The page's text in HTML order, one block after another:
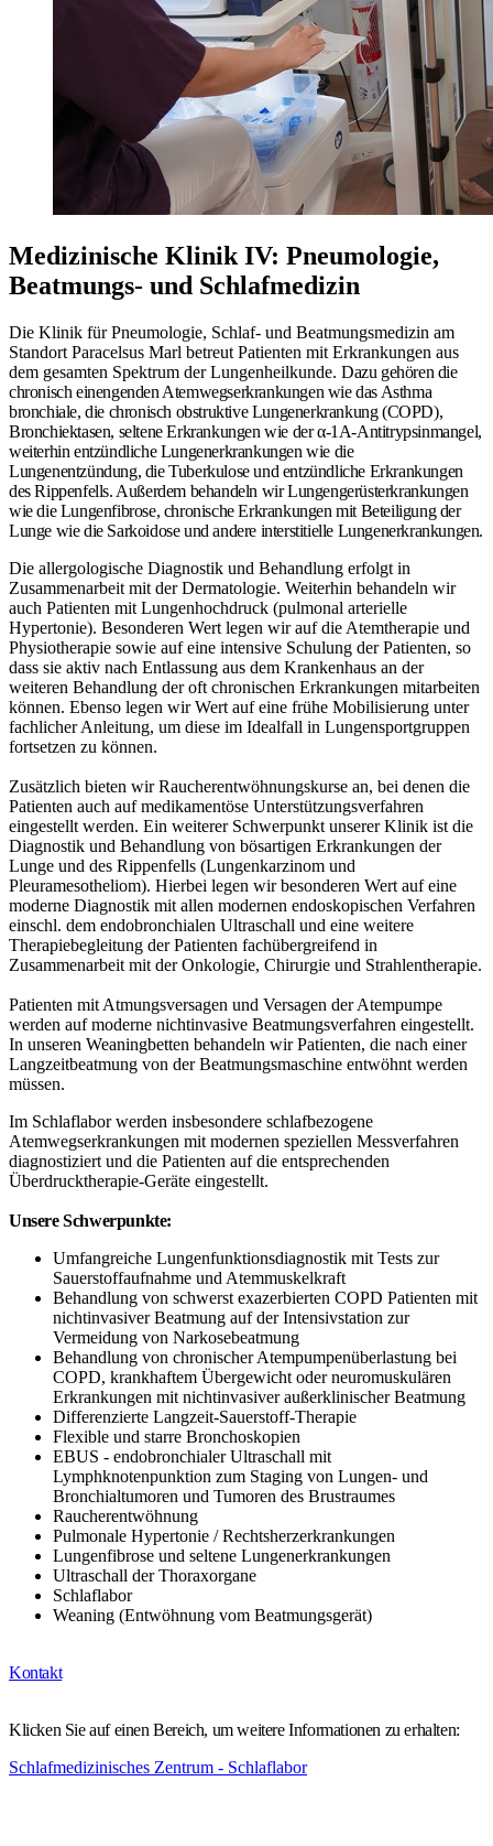
Medizinische Klinik IV: Pneumologie,
Beatmungs- und Schlafmedizin
Die Klinik für Pneumologie, Schlaf- und Beatmungsmedizin am
Standort Paracelsus Marl betreut Patienten mit Erkrankungen aus
dem gesamten Spektrum der Lungenheilkunde. Dazu gehören die
chronisch einengenden Atemwegserkrankungen wie das Asthma
bronchiale, die chronisch obstruktive Lungenerkrankung (COPD),
Bronchiektasen, seltene Erkrankungen wie der α-1A-Antitrypsinmangel,
weiterhin entzündliche Lungenerkrankungen wie die
Lungenentzündung, die Tuberkulose und entzündliche Erkrankungen
des Rippenfells. Außerdem behandeln wir Lungengerüsterkrankungen
wie die Lungenfibrose, chronische Erkrankungen mit Beteiligung der
Lunge wie die Sarkoidose und andere interstitielle Lungenerkrankungen.
Die allergologische Diagnostik und Behandlung erfolgt in
Zusammenarbeit mit der Dermatologie. Weiterhin behandeln wir
auch Patienten mit Lungenhochdruck (pulmonal arterielle
Hypertonie). Besonderen Wert legen wir auf die Atemtherapie und
Physiotherapie sowie auf eine intensive Schulung der Patienten, so
dass sie aktiv nach Entlassung aus dem Krankenhaus an der
weiteren Behandlung der oft chronischen Erkrankungen mitarbeiten
können. Ebenso legen wir Wert auf eine frühe Mobilisierung unter
fachlicher Anleitung, um diese im Idealfall in Lungensportgruppen
fortsetzen zu können.
Zusätzlich bieten wir Raucherentwöhnungskurse an, bei denen die
Patienten auch auf medikamentöse Unterstützungsverfahren
eingestellt werden. Ein weiterer Schwerpunkt unserer Klinik ist die
Diagnostik und Behandlung von bösartigen Erkrankungen der
Lunge und des Rippenfells (Lungenkarzinom und
Pleuramesotheliom). Hierbei legen wir besonderen Wert auf eine
moderne Diagnostik mit allen modernen endoskopischen Verfahren
einschl. dem endobronchialen Ultraschall und eine weitere
Therapiebegleitung der Patienten fachübergreifend in
Zusammenarbeit mit der Onkologie, Chirurgie und Strahlentherapie.
Patienten mit Atmungsversagen und Versagen der Atempumpe
werden auf moderne nichtinvasive Beatmungsverfahren eingestellt.
In unseren Weaningbetten behandeln wir Patienten, die nach einer
Langzeitbeatmung von der Beatmungsmaschine entwöhnt werden
müssen.
Im Schlaflabor werden insbesondere schlafbezogene
Atemwegserkrankungen mit modernen speziellen Messverfahren
diagnostiziert und die Patienten auf die entsprechenden
Überdrucktherapie-Geräte eingestellt.
Unsere Schwerpunkte:
Umfangreiche Lungenfunktionsdiagnostik mit Tests zur
Sauerstoffaufnahme und Atemmuskelkraft
Behandlung von schwerst exazerbierten COPD Patienten mit
nichtinvasiver Beatmung auf der Intensivstation zur
Vermeidung von Narkosebeatmung
Behandlung von chronischer Atempumpenüberlastung bei
COPD, krankhaftem Übergewicht oder neuromuskulären
Erkrankungen mit nichtinvasiver außerklinischer Beatmung
Differenzierte Langzeit-Sauerstoff-Therapie
Flexible und starre Bronchoskopien
EBUS - endobronchialer Ultraschall mit
Lymphknotenpunktion zum Staging von Lungen- und
Bronchialtumoren und Tumoren des Brustraumes
Raucherentwöhnung
Pulmonale Hypertonie / Rechtsherzerkrankungen
Lungenfibrose und seltene Lungenerkrankungen
Ultraschall der Thoraxorgane
Schlaflabor
Weaning (Entwöhnung vom Beatmungsgerät)
Kontakt
Klicken Sie auf einen Bereich, um weitere Informationen zu erhalten:
Schlafmedizinisches Zentrum - Schlaflabor